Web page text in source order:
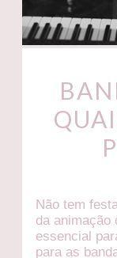
Não tem
da animação
essencial
para as